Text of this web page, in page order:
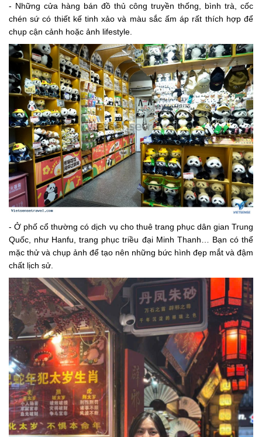
- Những cửa hàng bán đồ thủ công truyền thống, bình trà, cốc
chén sứ có thiết kế tinh xảo và màu sắc ấm áp rất thích hợp để
chụp cận cảnh hoặc ảnh lifestyle.
- Ở phố cổ thường có dịch vụ cho thuê trang phục dân gian Trung
Quốc, như Hanfu, trang phục triều đại Minh Thanh… Bạn có thể
mặc thử và chụp ảnh để tạo nên những bức hình đẹp mắt và đậm
chất lịch sử.